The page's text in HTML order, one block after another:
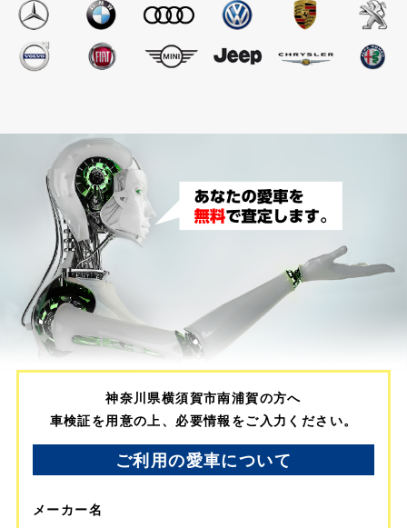
神奈川県横須賀市南浦賀の方へ
車検証を用意の上、必要情報をご入力ください。
ご利用の愛車について
メーカー名